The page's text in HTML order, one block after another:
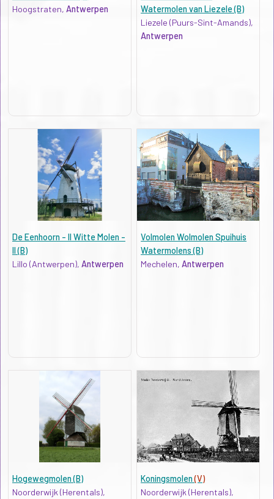
Hoogstraten, Antwerpen
Watermolen van Liezele (B)
Liezele (Puurs-Sint-Amands),
Antwerpen
De Eenhoorn - II Witte Molen -
II (B)
Lillo (Antwerpen), Antwerpen
Volmolen Wolmolen Spuihuis
Watermolens (B)
Mechelen,Antwerpen
Hogewegmolen (B)
Noorderwijk (Herentals),
Koningsmolen(V)
Noorderwijk (Herentals),